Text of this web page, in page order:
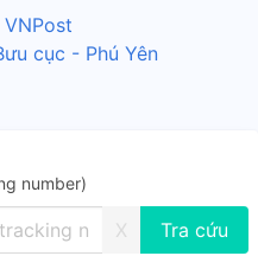
cục - Phú Yên
number)
X